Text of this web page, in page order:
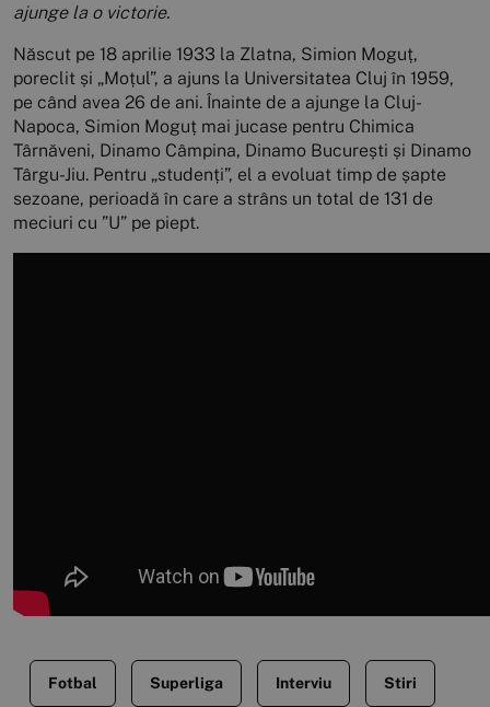
ajunge la o victorie.
Născut pe 18 aprilie 1933 la Zlatna, Simion Moguț,
poreclit și „Moțul”, a ajuns la Universitatea Cluj în 1959,
pe când avea 26 de ani. Înainte de a ajunge la Cluj-
Napoca, Simion Moguț mai jucase pentru Chimica
Târnăveni, Dinamo Câmpina, Dinamo București și Dinamo
Târgu-Jiu. Pentru „studenți”, el a evoluat timp de șapte
sezoane, perioadă în care a strâns un total de 131 de
meciuri cu ”U” pe piept.
Fotbal Superliga Interviu Stiri